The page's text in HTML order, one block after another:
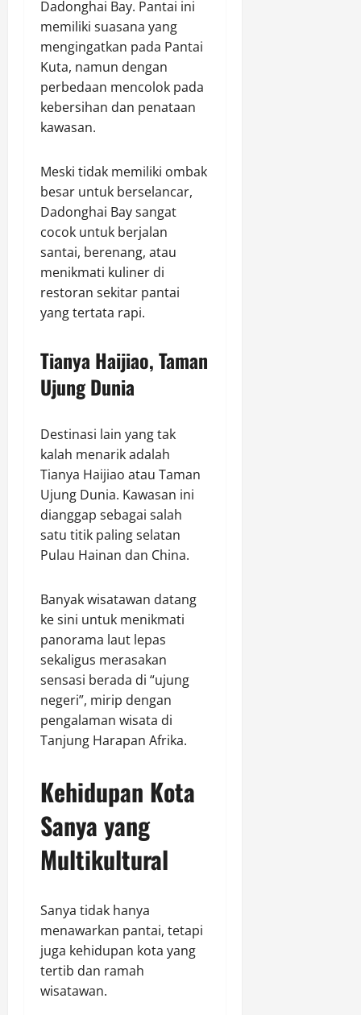
Dadonghai Bay. Pantai ini
memiliki suasana yang
mengingatkan pada Pantai
Kuta, namun dengan
perbedaan mencolok pada
kebersihan dan penataan
kawasan.
Meski tidak memiliki ombak
besar untuk berselancar,
Dadonghai Bay sangat
cocok untuk berjalan
santai, berenang, atau
menikmati kuliner di
restoran sekitar pantai
yang tertata rapi.
Tianya Haijiao, Taman
Ujung Dunia
Destinasi lain yang tak
kalah menarik adalah
Tianya Haijiao atau Taman
Ujung Dunia. Kawasan ini
dianggap sebagai salah
satu titik paling selatan
Pulau Hainan dan China.
Banyak wisatawan datang
ke sini untuk menikmati
panorama laut lepas
sekaligus merasakan
sensasi berada di “ujung
negeri”, mirip dengan
pengalaman wisata di
Tanjung Harapan Afrika.
Kehidupan Kota
Sanya yang
Multikultural
Sanya tidak hanya
menawarkan pantai, tetapi
juga kehidupan kota yang
tertib dan ramah
wisatawan.